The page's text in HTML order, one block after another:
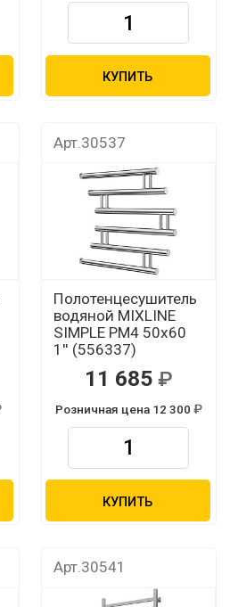
КУПИТЬ
Арт.30537
Полотенцесушитель
водяной MIXLINE
SIMPLE PM4 50х60
1'' (556337)
11 685
Розничная цена 12 300
КУПИТЬ
Арт.30541